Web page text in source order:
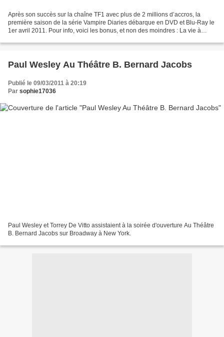
Après son succès sur la chaîne TF1 avec plus de 2 millions d’accros, la
première saison de la série Vampire Diaries débarque en DVD et Blu-Ray le
1er avril 2011. Pour info, voici les bonus, et non des moindres : La vie à
Paul Wesley Au Théâtre B. Bernard Jacobs
Publié le 09/03/2011 à 20:19
Par sophie17036
Paul Wesley et Torrey De Vitto assistaient à la soirée d'ouverture Au Théâtre
B. Bernard Jacobs sur Broadway à New York.